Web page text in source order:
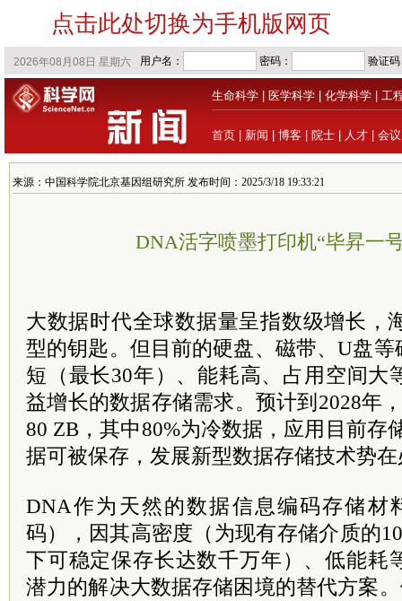
点击此处切换为手机版网页
生命科学 医学科学 化学科学 工
首页 新闻 博客 院士 人才 会议
来源：中国科学院北京基因组研究所 发布时间：2025/3/18 19:33:21
DNA活字喷墨打印机“毕昇一
大数据时代全球数据量呈指数级增长，
型的钥匙。但目前的硬盘、磁带、U盘
短（最长30年）、能耗高、占用空间大
益增长的数据存储需求。预计到2028年
80 ZB，其中80%为冷数据，应用目前存
据可被保存，发展新型数据存储技术势
DNA作为天然的数据信息编码存储材
码），因其高密度（为现有存储介质的
下可稳定保存长达数千万年）、低能耗
潜力的解决大数据存储困境的替代方案